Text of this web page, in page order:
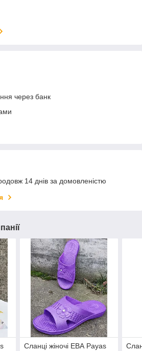
через банк
14 днів за домовленістю
Сланці жіночі ЕВА Payas